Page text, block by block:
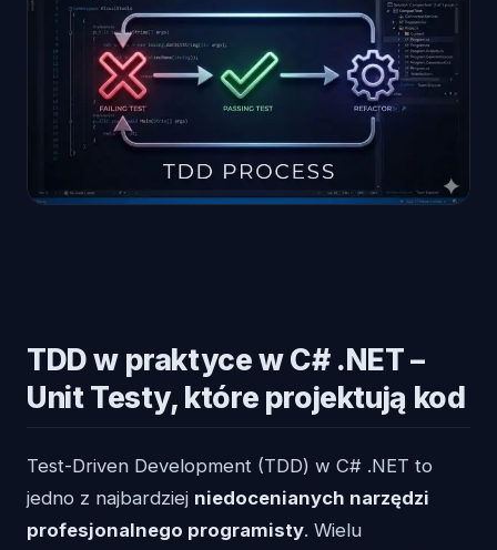
TDD w praktyce w C# .NET –
Unit Testy, które projektują kod
Test-Driven Development (TDD) w C# .NET to
jedno z najbardziej niedocenianych narzędzi
profesjonalnego programisty. Wielu